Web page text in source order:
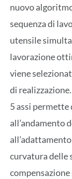
nuovo
sequenza di
utensile
lavorazione
viene
di
5 assi permette
all’andamento
curvatura delle